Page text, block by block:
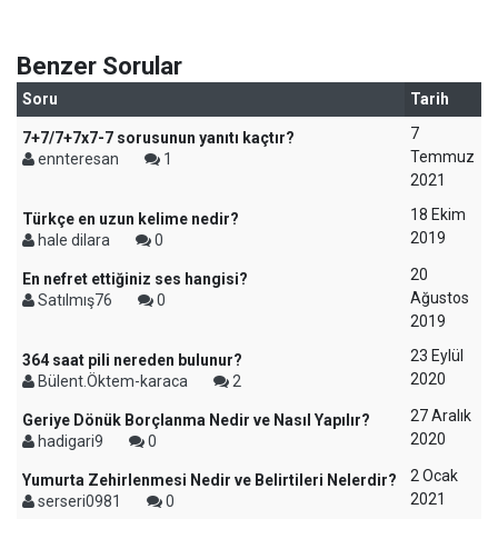
Benzer Sorular
Soru Tarih
7+7/7+7x7-7 sorusunun yanıtı kaçtır?
ennteresan
1
7
Temmuz
2021
Türkçe en uzun kelime nedir?
hale dilara
0
18 Ekim
2019
En nefret ettiğiniz ses hangisi?
Satılmış76
0
20
Ağustos
2019
364 saat pili nereden bulunur?
Bülent.Öktem-karaca
2
23 Eylül
2020
Geriye Dönük Borçlanma Nedir ve Nasıl Yapılır?
hadigari9
0
27 Aralık
2020
Yumurta Zehirlenmesi Nedir ve Belirtileri Nelerdir?
serseri0981
0
2 Ocak
2021